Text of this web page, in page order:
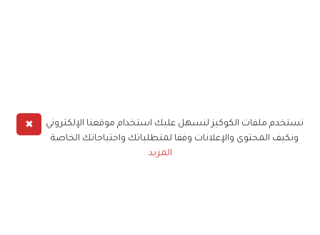
✖
نستخدم ملفات الكوكيز لنسهل عليك استخدام موقعنا الإلكتروني
ونكيف المحتوى والإعلانات وفقا لمتطلباتك واحتياجاتك الخاصة
المزيد